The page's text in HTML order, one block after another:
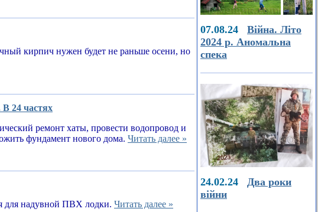
кирпич нужен будет не раньше осени, но
24 частях
ремонт хаты, провести водопровод и
фундамент нового дома. Читать далее »
для надувной ПВХ лодки. Читать далее »
07.08.24 Війна. Літо
2024 р. Аномальна
спека
24.02.24 Два роки
війни